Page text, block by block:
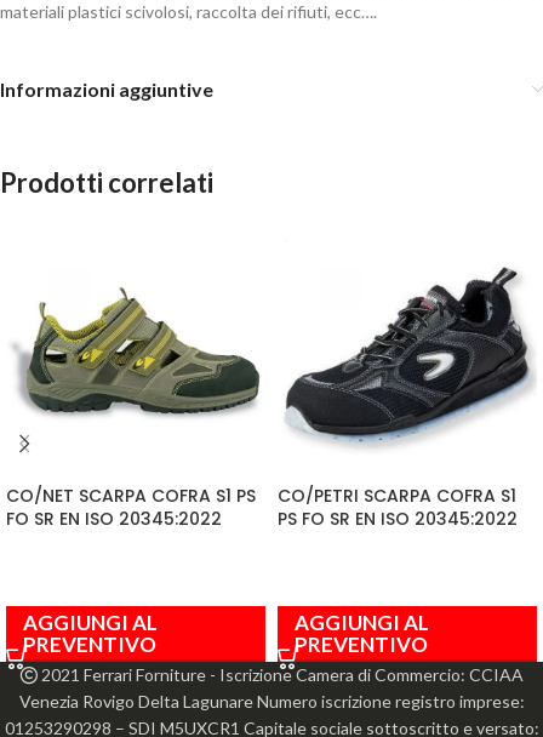
materiali plastici scivolosi, raccolta dei rifiuti, ecc….
Informazioni aggiuntive
Prodotti correlati
CO/NET SCARPA COFRA S1 PS
FO SR EN ISO 20345:2022
AGGIUNGI AL
PREVENTIVO
CO/PETRI SCARPA COFRA S1
PS FO SR EN ISO 20345:2022
AGGIUNGI AL
PREVENTIVO
2021 Ferrari Forniture - Iscrizione Camera di Commercio: CCIAA
Venezia Rovigo Delta Lagunare Numero iscrizione registro imprese:
01253290298 – SDI M5UXCR1 Capitale sociale sottoscritto e versato: